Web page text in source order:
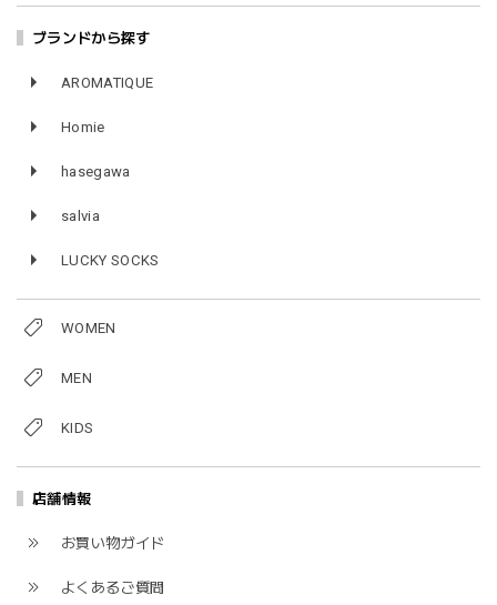
ブランドから探す
AROMATIQUE
Homie
hasegawa
salvia
LUCKY SOCKS
WOMEN
MEN
KIDS
店舗情報
お買い物ガイド
よくあるご質問